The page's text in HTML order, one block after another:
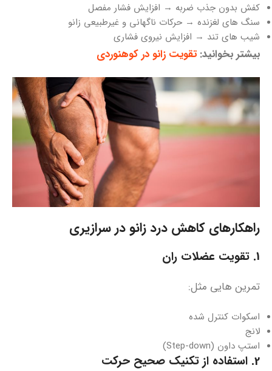
کفش بدون جذب ضربه → افزایش فشار مفصل
سنگ‌ های لغزنده → حرکات ناگهانی و غیرطبیعی زانو
شیب‌ های تند → افزایش نیروی فشاری
بیشتر بخوانید: تقویت زانو در کوهنوردی
راهکارهای کاهش درد زانو در سرازیری
1. تقویت عضلات ران
تمرین‌ هایی مثل:
اسکوات کنترل‌ شده
لانج
استپ‌ داون (Step-down)
2. استفاده از تکنیک صحیح حرکت